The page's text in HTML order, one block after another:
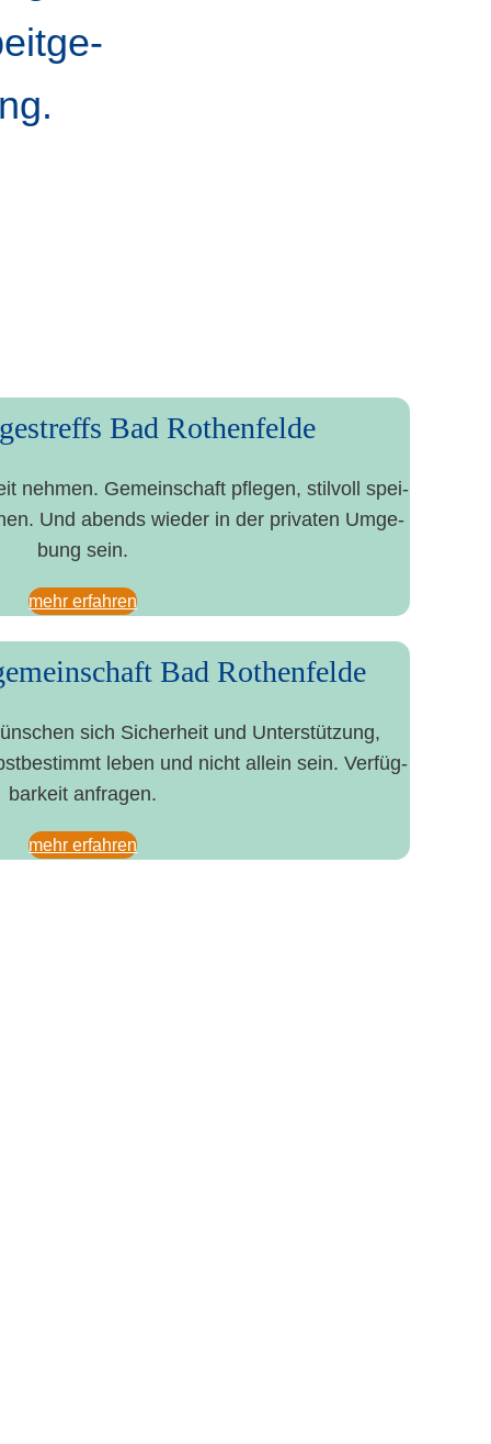
Bad Rothenfelde
neh­men. Gemein­schaft pfle­gen, stil­voll spei­
Und abends wie­der in der pri­va­ten Umge­
bung sein.
mehr erfah­ren
Bad Rothenfelde
sich Sicher­heit und Unter­stüt­zung,
leben und nicht allein sein. Ver­füg­
bar­keit anfragen.
mehr erfah­ren